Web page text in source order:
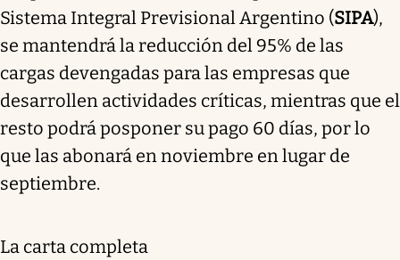
Sistema Integral Previsional Argentino (SIPA),
se mantendrá la reducción del 95% de las
cargas devengadas para las empresas que
desarrollen actividades críticas, mientras que el
resto podrá posponer su pago 60 días, por lo
que las abonará en noviembre en lugar de
septiembre.
La carta completa